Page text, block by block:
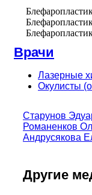
Врачи
Лазерные
Окулисты
Старунов
Романенков
Андрусякова
Другие